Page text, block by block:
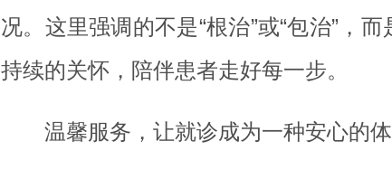
况。这里强调的不是“根治”或“包治”，
持续的关怀，陪伴患者走好每一步。
温馨服务，让就诊成为一种安心的